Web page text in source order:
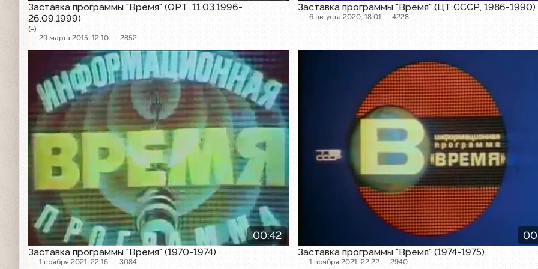
Заставка программы "Время" (ОРТ, 11.03.1996-
26.09.1999)
(-)
29 марта 2015, 12:10 2852
Заставка программы "Время" (ЦТ СССР, 1986-1990)
6 августа 2020, 18:01 4228
00:42
Заставка программы "Время" (1970-1974)
1 ноября 2021, 22:16 3084
Заставка программы
Заставка программы "Время" (1974-1975)
1 ноября 2021, 22:22 2940